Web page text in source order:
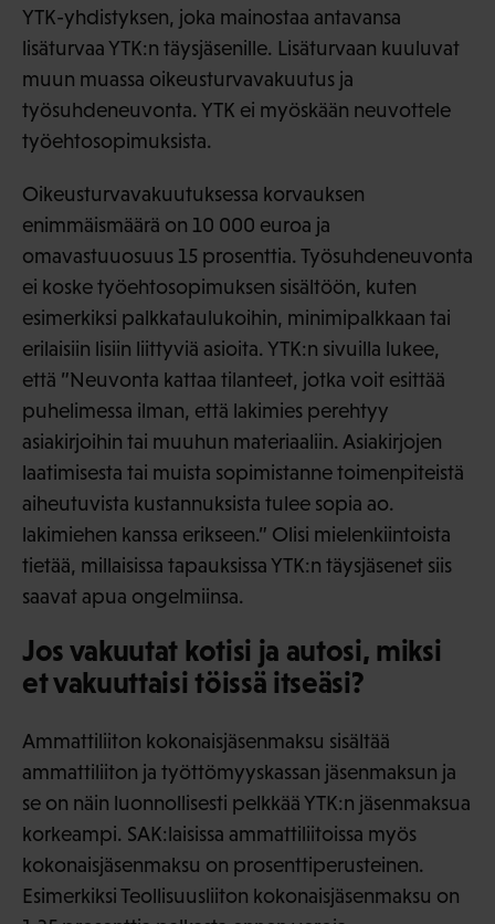
YTK-yhdistyksen, joka mainostaa antavansa
lisäturvaa YTK:n täysjäsenille. Lisäturvaan kuuluvat
muun muassa oikeusturvavakuutus ja
työsuhdeneuvonta. YTK ei myöskään neuvottele
työehtosopimuksista.
Oikeusturvavakuutuksessa korvauksen
enimmäismäärä on 10 000 euroa ja
omavastuuosuus 15 prosenttia. Työsuhdeneuvonta
ei koske työehtosopimuksen sisältöön, kuten
esimerkiksi palkkataulukoihin, minimipalkkaan tai
erilaisiin lisiin liittyviä asioita. YTK:n sivuilla lukee,
että ”Neuvonta kattaa tilanteet, jotka voit esittää
puhelimessa ilman, että lakimies perehtyy
asiakirjoihin tai muuhun materiaaliin. Asiakirjojen
laatimisesta tai muista sopimistanne toimenpiteistä
aiheutuvista kustannuksista tulee sopia ao.
lakimiehen kanssa erikseen.” Olisi mielenkiintoista
tietää, millaisissa tapauksissa YTK:n täysjäsenet siis
saavat apua ongelmiinsa.
Jos vakuutat kotisi ja autosi, miksi
et vakuuttaisi töissä itseäsi?
Ammattiliiton kokonaisjäsenmaksu sisältää
ammattiliiton ja työttömyyskassan jäsenmaksun ja
se on näin luonnollisesti pelkkää YTK:n jäsenmaksua
korkeampi. SAK:laisissa ammattiliitoissa myös
kokonaisjäsenmaksu on prosenttiperusteinen.
Esimerkiksi Teollisuusliiton kokonaisjäsenmaksu on